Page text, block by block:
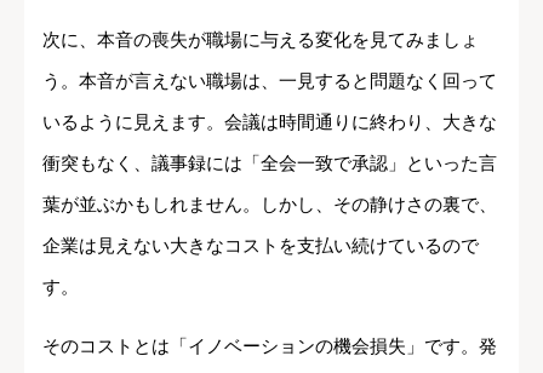
次に、本音の喪失が職場に与える変化を見てみましょ
う。本音が言えない職場は、一見すると問題なく回って
いるように見えます。会議は時間通りに終わり、大きな
衝突もなく、議事録には「全会一致で承認」といった言
葉が並ぶかもしれません。しかし、その静けさの裏で、
企業は見えない大きなコストを支払い続けているので
す。
そのコストとは「イノベーションの機会損失」です。発